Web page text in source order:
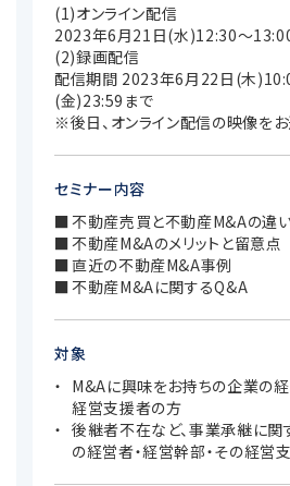
(1)オンライン配信
2023年6月21日(水)12:30～
(2)録画配信
配信期間 2023年6月22日(木
(金)23:59まで
※後日、オンライン配信の映像を
セミナー内容
不動産売買と不動産M&Aの違
不動産M&Aのメリットと留意点
直近の不動産M&A事例
不動産M&Aに関するQ&A
対象
M&Aに興味をお持ちの企業の経
経営支援者の方
後継者不在など、事業承継に関
の経営者・経営幹部・その経営